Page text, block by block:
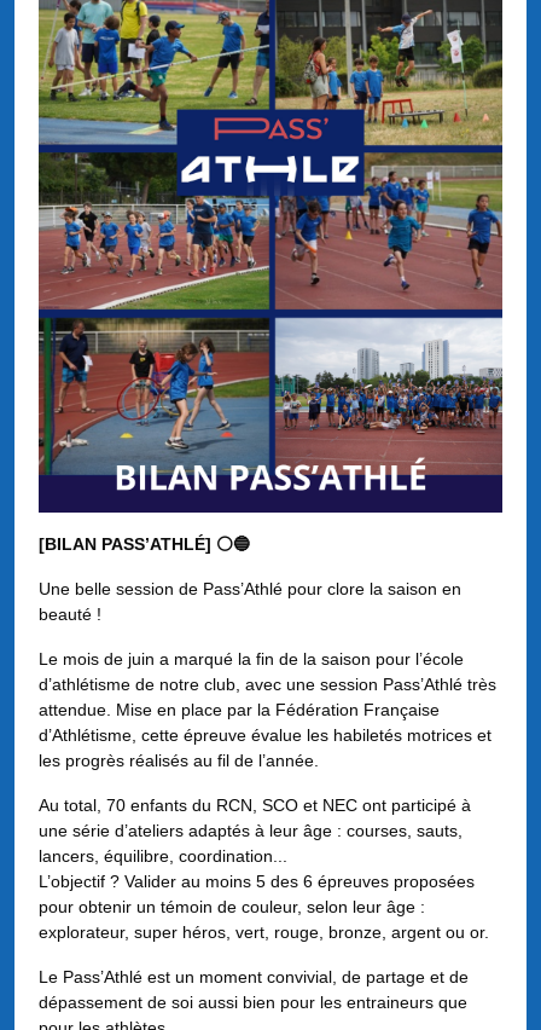
[BILAN PASS’ATHLÉ] ⚪🔵
Une belle session de Pass’Athlé pour clore la saison en
beauté !
Le mois de juin a marqué la fin de la saison pour l’école
d’athlétisme de notre club, avec une session Pass’Athlé très
attendue. Mise en place par la Fédération Française
d’Athlétisme, cette épreuve évalue les habiletés motrices et
les progrès réalisés au fil de l’année.
Au total, 70 enfants du RCN, SCO et NEC ont participé à
une série d’ateliers adaptés à leur âge : courses, sauts,
lancers, équilibre, coordination...
L’objectif ? Valider au moins 5 des 6 épreuves proposées
pour obtenir un témoin de couleur, selon leur âge :
explorateur, super héros, vert, rouge, bronze, argent ou or.
Le Pass’Athlé est un moment convivial, de partage et de
dépassement de soi aussi bien pour les entraineurs que